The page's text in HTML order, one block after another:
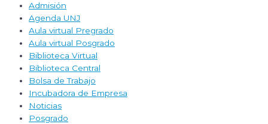
Admisión
Agenda UNJ
Aula virtual Pregrado
Aula virtual Posgrado
Biblioteca Virtual
Biblioteca Central
Bolsa de Trabajo
Incubadora de Empresa
Noticias
Posgrado